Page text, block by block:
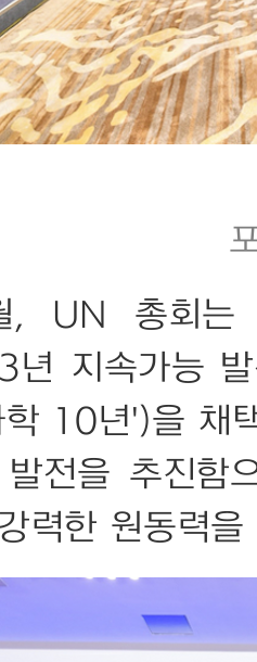
UN 총회는
지속가능
10년')을 채
전을 추진함
력한 원동력